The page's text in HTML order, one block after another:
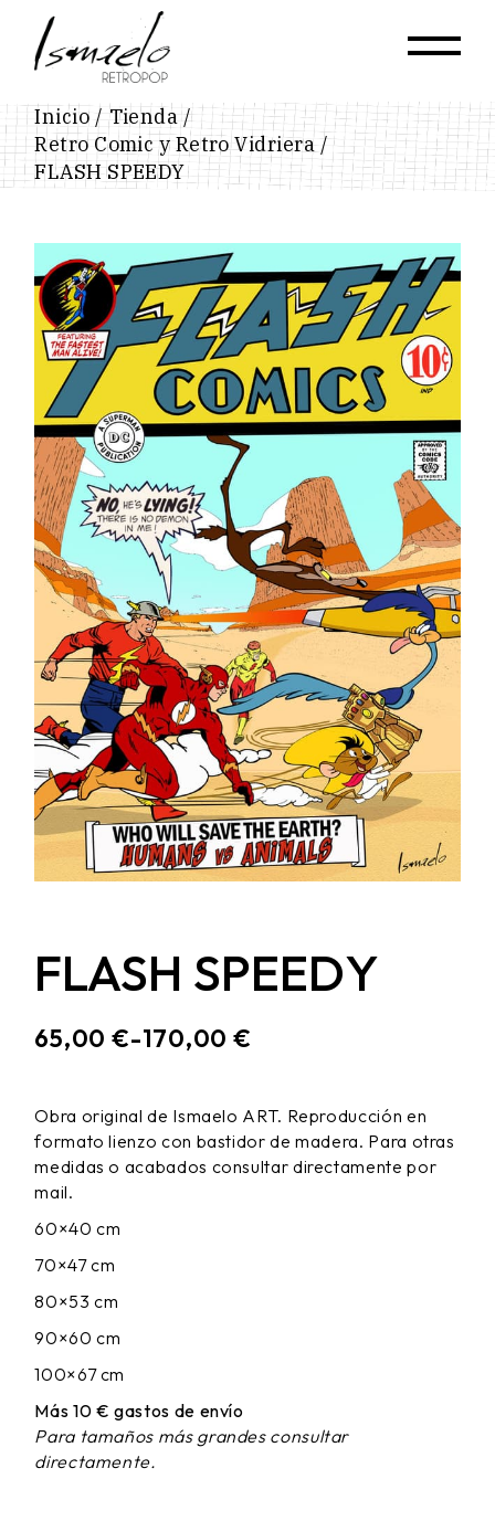
content
Inicio
Tienda
Retro Comic y Retro Vidriera
FLASH SPEEDY
FLASH SPEEDY
65,00 €-170,00 €
RANGO
DESDE
65,00 €
HASTA
170,00 €
Obra original de Ismaelo ART. Reproducción en
formato lienzo con bastidor de madera. Para otras
medidas o acabados consultar directamente por
mail.
60×40 cm
70×47 cm
80×53 cm
90×60 cm
100×67 cm
Más 10 € gastos de envío
Para tamaños más grandes consultar
directamente.